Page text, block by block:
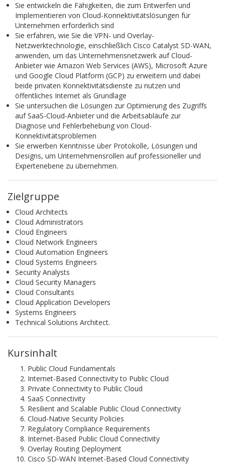
Sie entwickeln die Fähigkeiten, die zum Entwerfen und
Implementieren von Cloud-Konnektivitätslösungen für
Unternehmen erforderlich sind
Sie erfahren, wie Sie die VPN- und Overlay-
Netzwerktechnologie, einschließlich Cisco Catalyst SD-WAN,
anwenden, um das Unternehmensnetzwerk auf Cloud-
Anbieter wie Amazon Web Services (AWS), Microsoft Azure
und Google Cloud Platform (GCP) zu erweitern und dabei
beide privaten Konnektivitätsdienste zu nutzen und
öffentliches Internet als Grundlage
Sie untersuchen die Lösungen zur Optimierung des Zugriffs
auf SaaS-Cloud-Anbieter und die Arbeitsabläufe zur
Diagnose und Fehlerbehebung von Cloud-
Konnektivitätsproblemen
Sie erwerben Kenntnisse über Protokolle, Lösungen und
Designs, um Unternehmensrollen auf professioneller und
Expertenebene zu übernehmen.
Zielgruppe
Cloud Architects
Cloud Administrators
Cloud Engineers
Cloud Network Engineers
Cloud Automation Engineers
Cloud Systems Engineers
Security Analysts
Cloud Security Managers
Cloud Consultants
Cloud Application Developers
Systems Engineers
Technical Solutions Architect.
Kursinhalt
Public Cloud Fundamentals
Internet-Based Connectivity to Public Cloud
Private Connectivity to Public Cloud
SaaS Connectivity
Resilient and Scalable Public Cloud Connectivity
Cloud-Native Security Policies
Regulatory Compliance Requirements
Internet-Based Public Cloud Connectivity
Overlay Routing Deployment
Cisco SD-WAN Internet-Based Cloud Connectivity